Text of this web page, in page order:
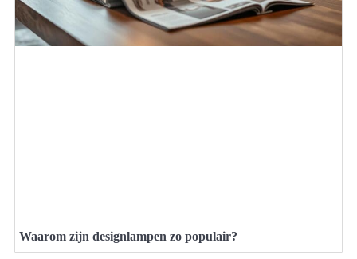
Waarom zijn designlampen zo populair?